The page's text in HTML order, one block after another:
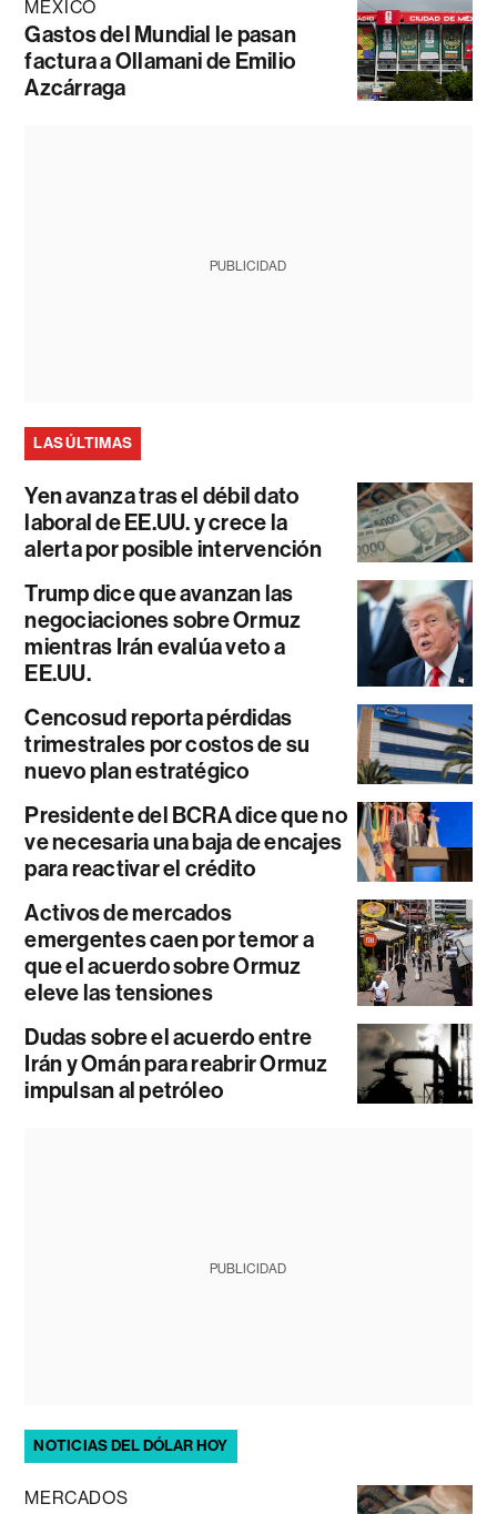
MÉXICO
Gastos del Mundial le pasan
factura a Ollamani de Emilio
Azcárraga
PUBLICIDAD
LAS ÚLTIMAS
Yen avanza tras el débil dato
laboral de EE.UU. y crece la
alerta por posible intervención
Trump dice que avanzan las
negociaciones sobre Ormuz
mientras Irán evalúa veto a
EE.UU.
Cencosud reporta pérdidas
trimestrales por costos de su
nuevo plan estratégico
Presidente del BCRA dice que no
ve necesaria una baja de encajes
para reactivar el crédito
Activos de mercados
emergentes caen por temor a
que el acuerdo sobre Ormuz
eleve las tensiones
Dudas sobre el acuerdo entre
Irán y Omán para reabrir Ormuz
impulsan al petróleo
PUBLICIDAD
NOTICIAS DEL DÓLAR HOY
MERCADOS